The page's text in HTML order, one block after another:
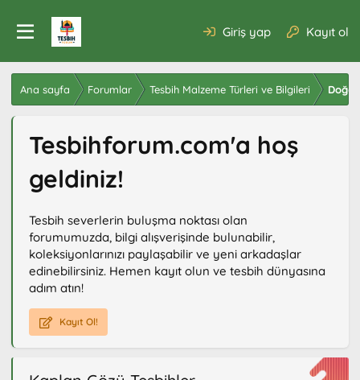
Giriş yap Kayıt ol
Ana sayfa Forumlar Tesbih Malzeme Türleri ve Bilgileri Doğal
Tesbihforum.com'a hoş
geldiniz!
Tesbih severlerin buluşma noktası olan
forumumuzda, bilgi alışverişinde bulunabilir,
koleksiyonlarınızı paylaşabilir ve yeni arkadaşlar
edinebilirsiniz. Hemen kayıt olun ve tesbih dünyasına
adım atın!
Kayıt Ol!